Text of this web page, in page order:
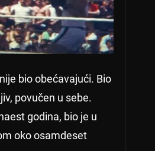
bio obećavajući. Bio
povučen u sebe.
godina, bio je u
oko osamdeset